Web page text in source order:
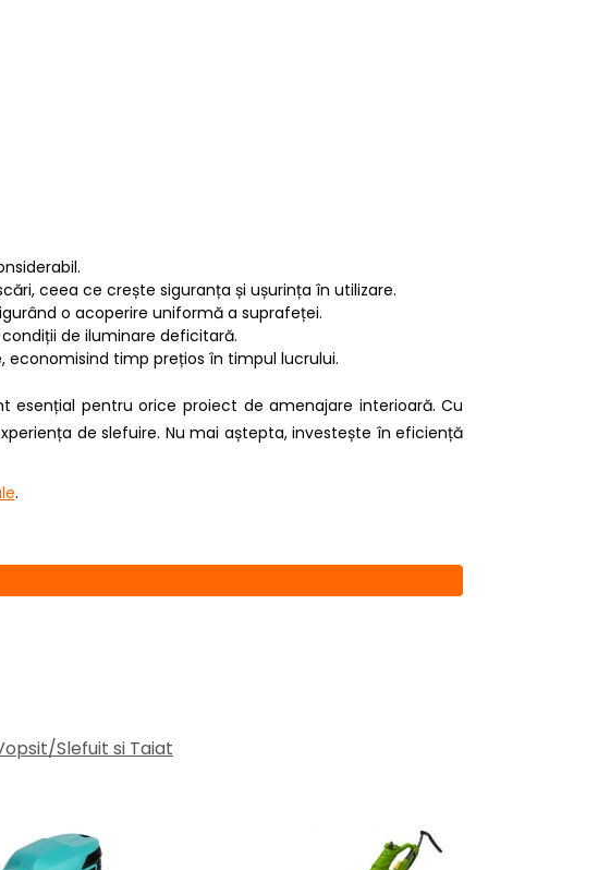
ceea ce crește siguranța și ușurința în utilizare.
o acoperire uniformă a suprafeței.
de iluminare deficitară.
economisind timp prețios în timpul lucrului.
esențial pentru orice proiect de amenajare interioară. Cu
de slefuire. Nu mai aștepta, investește în eficiență
.
Slefuit si Taiat